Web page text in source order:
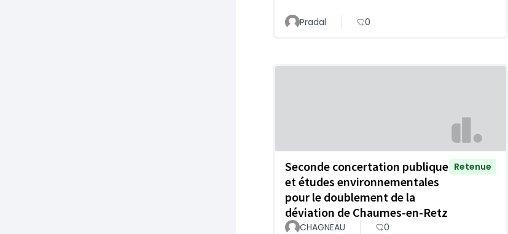
Pradal 0
Seconde concertation publique
et études environnementales
pour le doublement de la
déviation de Chaumes-en-Retz
Retenue
CHAGNEAU 0